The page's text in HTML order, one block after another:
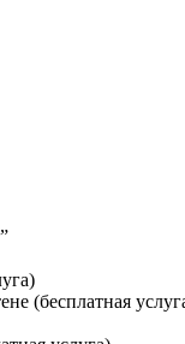
(бесплатная